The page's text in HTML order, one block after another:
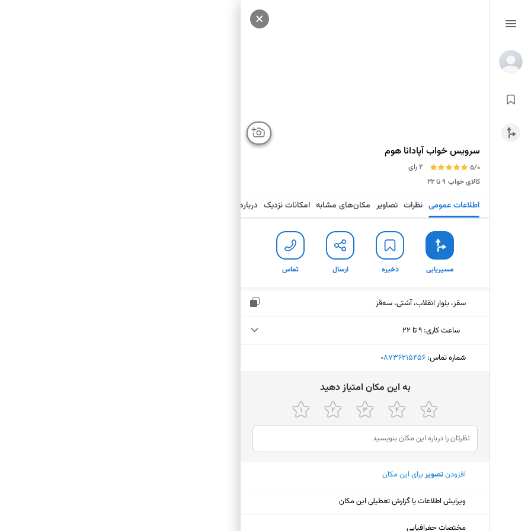
سرویس خواب آپادانا هوم
5/0
2 رای
کالای خواب ۹ تا ۲۲
اطلاعات عمومی نظرات تصاویر مکان‌های مشابه امکانات نزدیک درباره
مسیریابی ذخیره ارسال تماس
سقز، بلوار انقلاب، آشتی، سەقز
ساعت کاری: ۹ تا ۲۲
دوشنبه (امروز)
پنجشنبه
۹ تا ۲۲
جمعه
۹ تا ۲۲
شنبه
یکشنبه
شماره تماس: ‎08736215456
ﺑﻪ اﯾﻦ ﻣﮑﺎن اﻣﺘﯿﺎز دﻫﯿﺪ
افزودنتصویربرای این مکان
ویرایش اطلاعات یا گزارش تعطیلی این مکان
مختصات جغرافیایی